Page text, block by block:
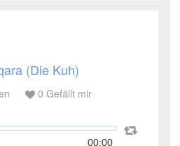
(Die Kuh)
0 Gefällt mir
00:00